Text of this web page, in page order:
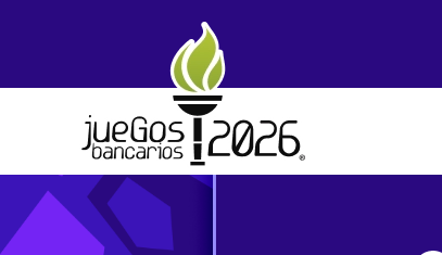
Skip to main content